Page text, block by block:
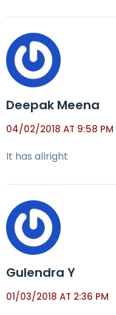
Deepak Meena
04/02/2018 AT 9:58 PM
It has allright
Gulendra Y
01/03/2018 AT 2:36 PM